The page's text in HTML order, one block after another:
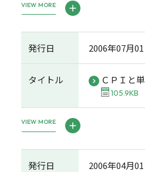
VIEW MORE
発行日 2006年07月
タイトル ＣＰＩと
105.9KB
VIEW MORE
発行日 2006年04月